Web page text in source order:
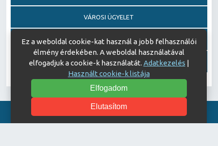
VÁROSI ÜGYELET
EGÉSZSÉGFEJLESZTŐ KÓRHÁZ DÍJ PÁLYÁZAT
AJÁNDÉKOZÁSI OKIRATOK
Ez a weboldal cookie-kat használ a jobb felhasználói
élmény érdekében. A weboldal használatával
elfogadjuk a cookie-k használatát. Adatkezelés |
Használt cookie-k listája
Elfogadom
Elutasítom